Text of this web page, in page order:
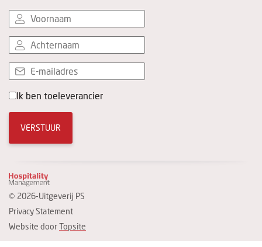
Ik ben toeleverancier
VERSTUUR
© 2026-Uitgeverij PS
Privacy Statement
Website doorTopsite